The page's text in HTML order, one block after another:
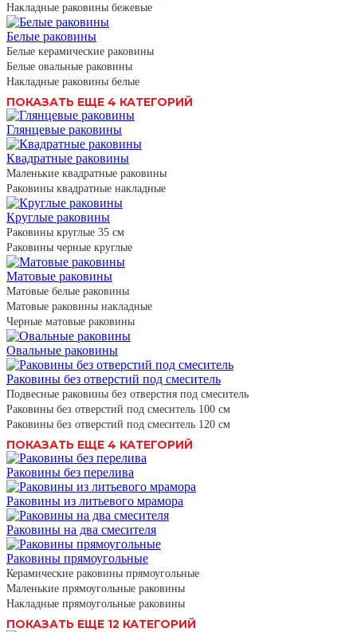
Накладные раковины бежевые
Белые раковины
Белые керамические раковины
Белые овальные раковины
Накладные раковины белые
ПОКАЗАТЬ ЕЩЕ 4 КАТЕГОРИЙ
Глянцевые раковины
Квадратные раковины
Маленькие квадратные раковины
Раковины квадратные накладные
Круглые раковины
Раковины круглые 35 см
Раковины черные круглые
Матовые раковины
Матовые белые раковины
Матовые раковины накладные
Черные матовые раковины
Овальные раковины
Раковины без отверстий под смеситель
Подвесные раковины без отверстия под смеситель
Раковины без отверстий под смеситель 100 см
Раковины без отверстий под смеситель 120 см
ПОКАЗАТЬ ЕЩЕ 4 КАТЕГОРИЙ
Раковины без перелива
Раковины из литьевого мрамора
Раковины на два смесителя
Раковины прямоугольные
Керамические раковины прямоугольные
Маленькие прямоугольные раковины
Накладные прямоугольные раковины
ПОКАЗАТЬ ЕЩЕ 12 КАТЕГОРИЙ